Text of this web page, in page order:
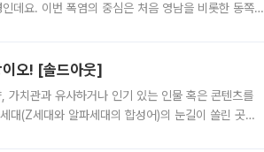
데요. 이번 폭염의 중심은 처음 영남을 비롯한 동쪽
오! [솔드아웃]
가치관과 유사하거나 인기 있는 인물 혹은 콘텐츠를
(Z세대와 알파세대의 합성어)의 눈길이 쏠린 곳은